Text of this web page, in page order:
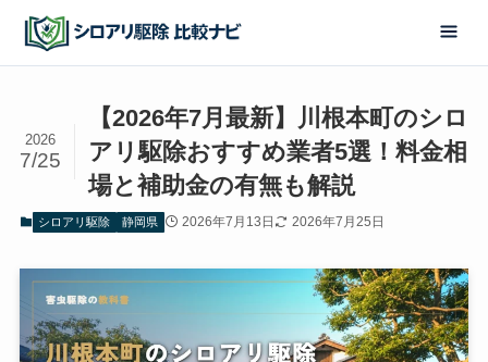
【2026年7月最新】川根本町のシロ
アリ駆除おすすめ業者5選！料金相
場と補助金の有無も解説
2026
7/25
シロアリ駆除 静岡県 2026年7月13日 2026年7月25日